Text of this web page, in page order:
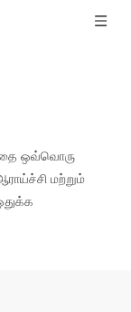
ஒவ்வொரு
மற்றும்